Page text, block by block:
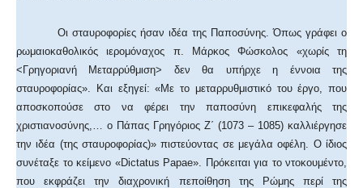
Οι σταυροφορίες ήσαν ιδέα της Παποσύνης. Όπως γράφει ο
ρωμαιοκαθολικός ιερομόναχος π. Μάρκος Φώσκολος «χωρίς τη
<Γρηγοριανή Μεταρρύθμιση> δεν θα υπήρχε η έννοια της
σταυροφορίας». Και εξηγεί: «Με το μεταρρυθμιστικό του έργο, που
αποσκοπούσε στο να φέρει την παποσύνη επικεφαλής της
χριστιανοσύνης,… ο Πάπας Γρηγόριος Ζ΄ (1073 – 1085) καλλιέργησε
την ιδέα (της σταυροφορίας)» πιστεύοντας σε μεγάλα οφέλη. Ο ίδιος
συνέταξε το κείμενο «Dictatus Papae». Πρόκειται για το ντοκουμέντο,
που εκφράζει την διαχρονική πεποίθηση της Ρώμης περί της